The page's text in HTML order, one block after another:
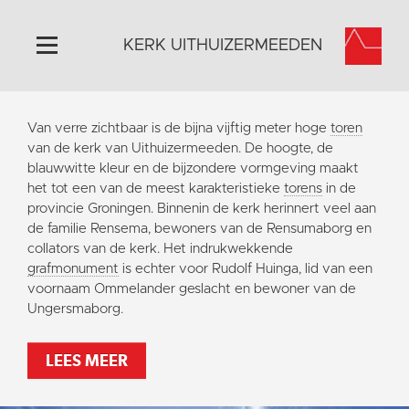
Home
Algemeen
Historie
Omgeving
Activiteiten
Doneer
Contact
KERK UITHUIZERMEEDEN
Van verre zichtbaar is de bijna vijftig meter hoge toren
van de kerk van Uithuizermeeden. De hoogte, de
blauwwitte kleur en de bijzondere vormgeving maakt
het tot een van de meest karakteristieke torens in de
provincie Groningen. Binnenin de kerk herinnert veel aan
de familie Rensema, bewoners van de Rensumaborg en
collators van de kerk. Het indrukwekkende
grafmonument is echter voor Rudolf Huinga, lid van een
voornaam Ommelander geslacht en bewoner van de
Ungersmaborg.
LEES MEER